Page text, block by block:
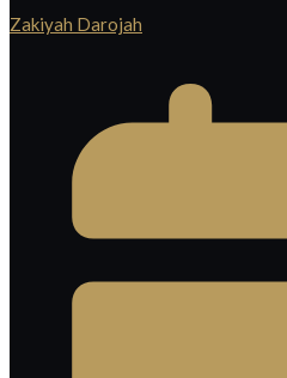
Zakiyah Darojah